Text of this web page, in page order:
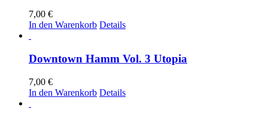
7,00 €
In den Warenkorb Details
Downtown Hamm Vol. 3 Utopia
7,00 €
In den Warenkorb Details